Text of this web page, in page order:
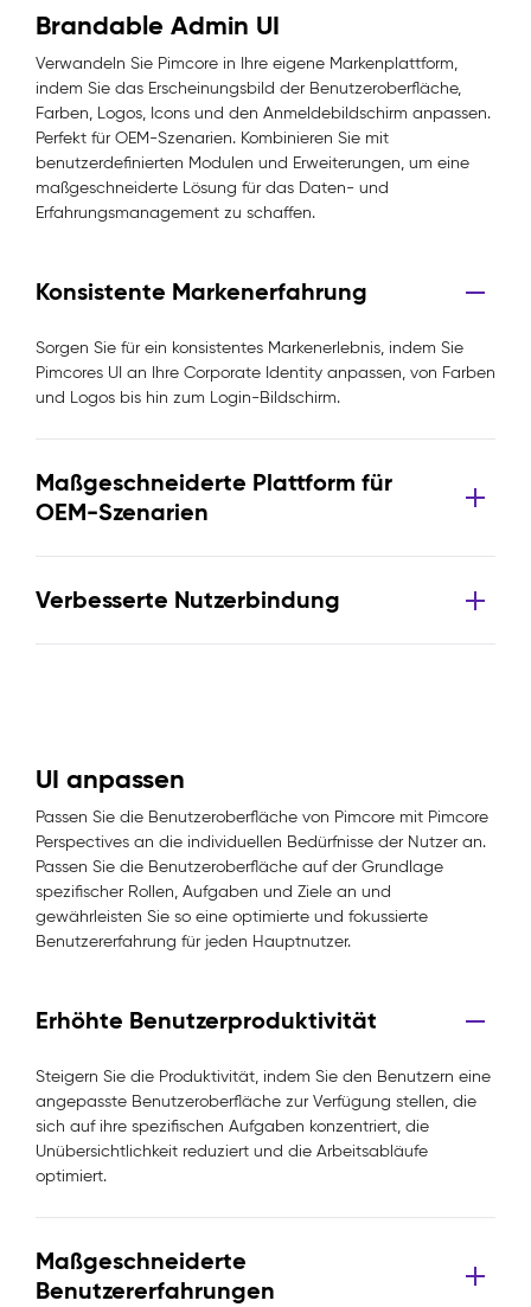
Brandable Admin UI
Verwandeln Sie Pimcore in Ihre eigene Markenplattform,
indem Sie das Erscheinungsbild der Benutzeroberfläche,
Farben, Logos, Icons und den Anmeldebildschirm anpassen.
Perfekt für OEM-Szenarien. Kombinieren Sie mit
benutzerdefinierten Modulen und Erweiterungen, um eine
maßgeschneiderte Lösung für das Daten- und
Erfahrungsmanagement zu schaffen.
Konsistente Markenerfahrung
Sorgen Sie für ein konsistentes Markenerlebnis, indem Sie
Pimcores UI an Ihre Corporate Identity anpassen, von Farben
und Logos bis hin zum Login-Bildschirm.
Maßgeschneiderte Plattform für
OEM-Szenarien
Verbesserte Nutzerbindung
UI anpassen
Passen Sie die Benutzeroberfläche von Pimcore mit Pimcore
Perspectives an die individuellen Bedürfnisse der Nutzer an.
Passen Sie die Benutzeroberfläche auf der Grundlage
spezifischer Rollen, Aufgaben und Ziele an und
gewährleisten Sie so eine optimierte und fokussierte
Benutzererfahrung für jeden Hauptnutzer.
Erhöhte Benutzerproduktivität
Steigern Sie die Produktivität, indem Sie den Benutzern eine
angepasste Benutzeroberfläche zur Verfügung stellen, die
sich auf ihre spezifischen Aufgaben konzentriert, die
Unübersichtlichkeit reduziert und die Arbeitsabläufe
optimiert.
Maßgeschneiderte
Benutzererfahrungen